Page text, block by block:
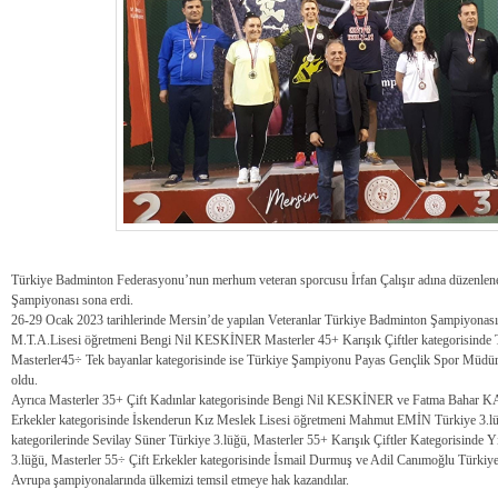
Türkiye Badminton Federasyonu’nun merhum veteran sporcusu İrfan Çalışır adına
Şampiyonası sona erdi.
26-29 Ocak 2023 tarihlerinde Mersin’de yapılan Veteranlar Türkiye Badminton
M.T.A.Lisesi öğretmeni Bengi Nil KESKİNER Masterler 45+ Karışık Çiftler kategorisinde
Masterler45÷ Tek bayanlar kategorisinde ise Türkiye Şampiyonu Payas Gençlik Spor
oldu.
Ayrıca Masterler 35+ Çift Kadınlar kategorisinde Bengi Nil KESKİNER ve Fatma Bahar
Erkekler kategorisinde İskenderun Kız Meslek Lisesi öğretmeni Mahmut EMİN Türkiye
kategorilerinde Sevilay Süner Türkiye 3.lüğü, Masterler 55+ Karışık Çiftler Kategorisinde
3.lüğü, Masterler 55÷ Çift Erkekler kategorisinde İsmail Durmuş ve Adil Canımoğlu
Avrupa şampiyonalarında ülkemizi temsil etmeye hak kazandılar.